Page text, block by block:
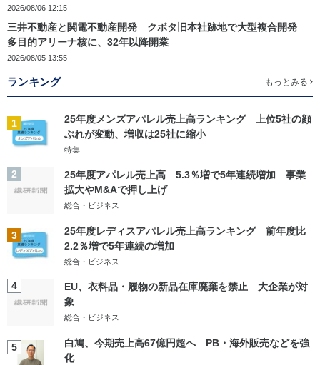
2026/08/06 12:15
三井不動産と関電不動産開発 クボタ旧本社跡地で大型複合開発
多目的アリーナ核に、32年以降開業
2026/08/05 13:55
ランキング もっとみる
1
25年度メンズアパレル売上高ランキング 上位5社の顔
ぶれが変動、増収は25社に縮小
特集
2
25年度アパレル売上高 5.3％増で5年連続増加 事業
拡大やM&Aで押し上げ
総合・ビジネス
3
25年度レディスアパレル売上高ランキング 前年度比
2.2％増で5年連続の増加
総合・ビジネス
4
EU、衣料品・履物の新品在庫廃棄を禁止 大企業が対
象
総合・ビジネス
5
白鳩、今期売上高67億円超へ PB・海外販売などを強
化